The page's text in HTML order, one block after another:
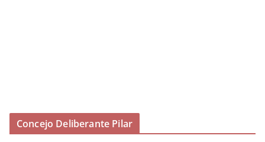
Concejo Deliberante Pilar